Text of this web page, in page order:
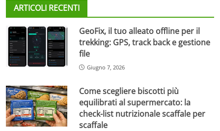
ARTICOLI RECENTI
GeoFix, il tuo alleato offline per il
trekking: GPS, track back e gestione
file
Giugno 7, 2026
Come scegliere biscotti più
equilibrati al supermercato: la
check-list nutrizionale scaffale per
scaffale